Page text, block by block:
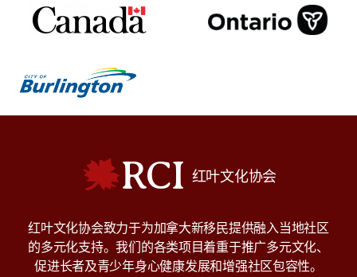
RCI 红叶文化协会
红叶文化协会致力于为加拿大新移民提供融入当地社区
的多元化支持。我们的各类项目着重于推广多元文化、
促进长者及青少年身心健康发展和增强社区包容性。